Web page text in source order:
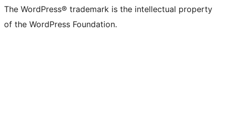
The WordPress® trademark is the intellectual property
of the WordPress Foundation.